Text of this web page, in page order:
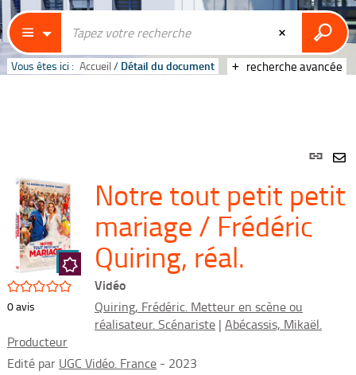
recherche avancée
Vous êtes ici : Accueil / Détail du document
Lien
par
/5
0avis
Notre tout petit petit
mariage / Frédéric
Quiring, réal.
Vidéo
Quiring, Frédéric. Metteur en scène ou
réalisateur. Scénariste | Abécassis, Mikaël.
Producteur
Edité par UGC Vidéo. France - 2023